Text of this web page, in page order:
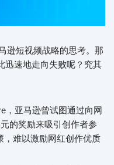
逊短视频战略的思考。那
迅速地走向失败呢？究其
，亚马逊曾试图通过向网
的奖励来吸引创作者参
，难以激励网红创作优质